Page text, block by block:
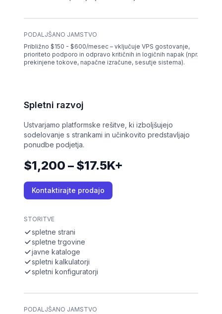
PODALJŠANO JAMSTVO
Približno $150 - $600/mesec – vključuje VPS gostovanje,
prioriteto podporo in odpravo kritičnih in logičnih napak (npr.
prekinjene tokove, napačne izračune, sesutje sistema).
Spletni razvoj
Ustvarjamo platformske rešitve, ki izboljšujejo
sodelovanje s strankami in učinkovito predstavljajo
ponudbe podjetja.
$1,200 – $17.5K+
Kontaktirajte prodajo
STORITVE
spletne strani
spletne trgovine
javne kataloge
spletni kalkulatorji
spletni konfiguratorji
PODALJŠANO JAMSTVO